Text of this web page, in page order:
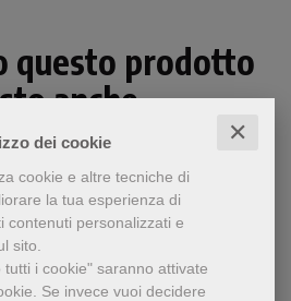
dei cookie ✕
cookie e altre tecniche di
la tua esperienza di
contenuti personalizzati e
sito.
i cookie" saranno attivate
Se invece vuoi decidere
questo prodotto
anche...